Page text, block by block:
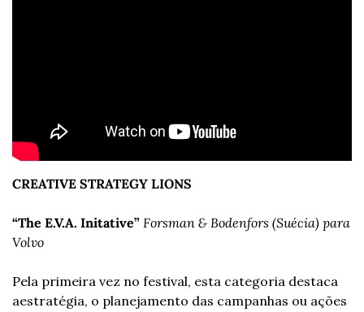
CREATIVE STRATEGY LIONS
“The E.V.A. Initative” Forsman & Bodenfors (Suécia) para
Volvo
Pela primeira vez no festival, esta categoria destaca
aestratégia, o planejamento das campanhas ou ações